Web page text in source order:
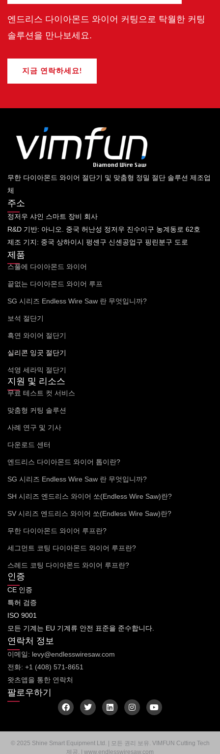
엔드리스 다이아몬드 와이어 커팅으로 탁월한 커팅
솔루션을 만나보세요.
지금 연락하세요!
무한 다이아몬드 와이어 절단기 및 맞춤형 정밀 절단 솔루션 제조업
체
주소
정저우 샤인 스마트 장비 회사
R&D 기반: 아니오. 중국 허난성 정저우 진수이구 농계동로 62호
제조 기지: 중국 상하이시 펑셴구 신셴공업구 핑린분구 도로
제품
스풀에 다이아몬드 와이어
끝없는 다이아몬드 와이어 루프
SG 시리즈 Endless Wire Saw 란 무엇입니까?
보석 절단기
흑연 와이어 절단기
실리콘 잉곳 절단기
석영 세라믹 절단기
지원 및 리소스
무료 테스트 컷 서비스
맞춤형 커팅 솔루션
사례 연구 및 기사
다운로드 센터
엔드리스 다이아몬드 와이어 톱이란?
SG 시리즈 Endless Wire Saw 란 무엇입니까?
SH 시리즈 엔드리스 와이어 쏘(Endless Wire Saw)란?
SV 시리즈 엔드리스 와이어 쏘(Endless Wire Saw)란?
무한 다이아몬드 와이어 루프란?
세그먼트 코팅 다이아몬드 와이어 루프란?
스레드 코팅 다이아몬드 와이어 루프란?
인증
CE 인증
특허 검증
ISO 9001
모든 기계는 EU 기계류 안전 표준을 준수합니다.
연락처 정보
이메일: levy@endlesswiresaw.com
전화: +1 (408) 571-8651
왓츠앱을 통한 연락처
팔로우하기
F
a
b
o
o
트
위
링
크
인
스
램
유
튜
© 2025 Shine Smart Equipment Ltd. | 모든 권리 보유. VIMFUN Cutting Tech
제공. | www.endlesswiresaw.com